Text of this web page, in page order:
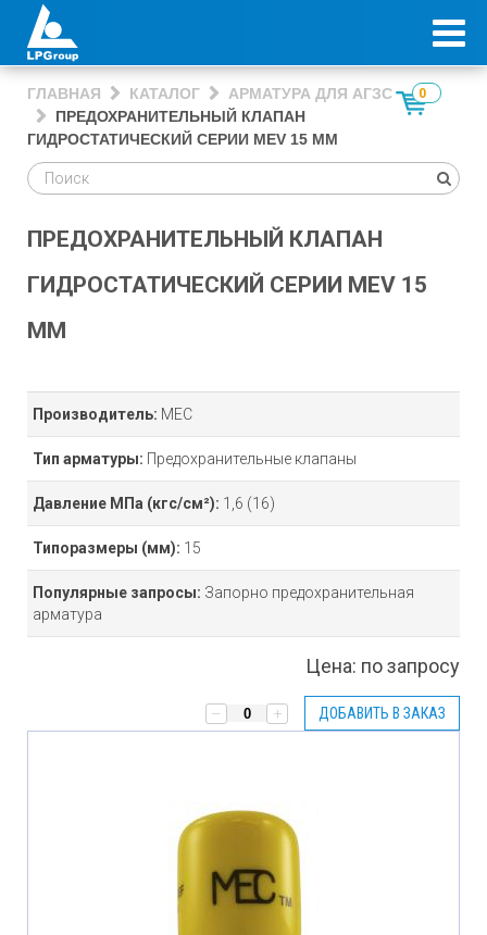
ГЛАВНАЯ КАТАЛОГ
АРМАТУРА ДЛЯ АГЗС
ПРЕДОХРАНИТЕЛЬНЫЙ КЛАПАН
ГИДРОСТАТИЧЕСКИЙ СЕРИИ MEV 15 ММ
0
ПРЕДОХРАНИТЕЛЬНЫЙ КЛАПАН
ГИДРОСТАТИЧЕСКИЙ СЕРИИ MEV 15
ММ
Производитель: MEC
Тип арматуры: Предохранительные клапаны
Давление МПа (кгс/см²): 1,6 (16)
Типоразмеры (мм): 15
Популярные запросы: Запорно предохранительная
арматура
Цена: по запросу
ДОБАВИТЬ В ЗАКАЗ